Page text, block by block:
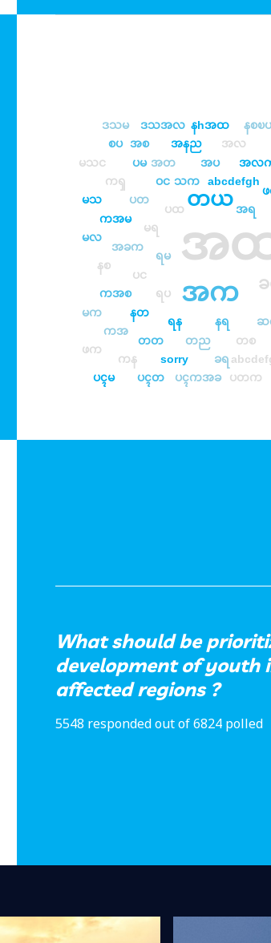
အ
အက
တယ
အရ
ပထ
သက abcdefgh
နရ
ရန
ရပ
ရမ
ဝင
မရ
အတ အပ အလ
တစ
တည
တတ
နတ
ပင
ပတ
ပမ
အခက
အစ အနည အလ
sorry
ကန
ကအ
ကအစ
ကအမ
ကၡ
ခရ
စပ
ဒသမ ဒသအလ နhအထ
နစ
နစၿ
ပတက
ပၚကအခ
ပၚတ
ပၚမ
ဖက
မက
မလ
မသ
မသင
What should be
development of youth
affected regions ?
5548 responded out of 6824 polled